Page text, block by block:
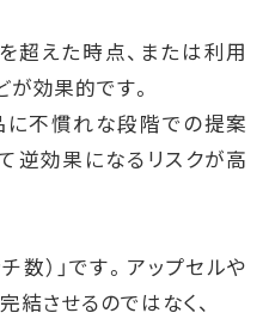
えた時点、または利用
効果的です。
に不慣れな段階での提案
逆効果になるリスクが高
数）」です。アップセルや
結させるのではなく、